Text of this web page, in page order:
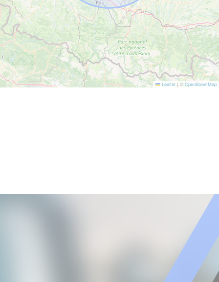
Leaflet | © OpenStreetMap